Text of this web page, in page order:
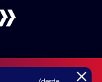
×